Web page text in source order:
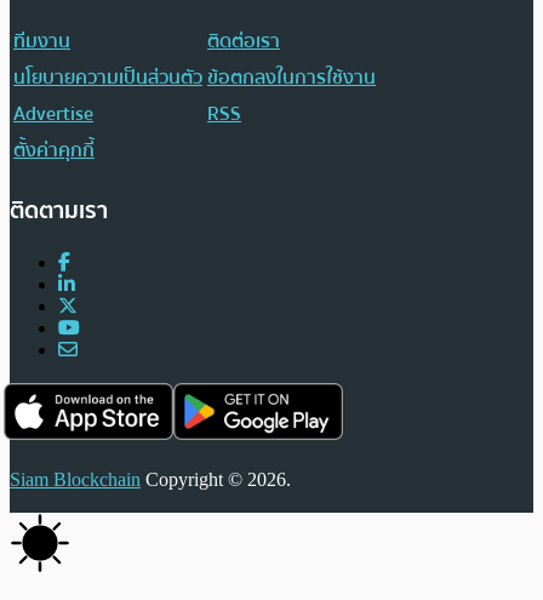
ทีมงาน
ติดต่อเรา
นโยบายความเป็นส่วนตัวข้อตกลงในการใช้งาน
Advertise
RSS
ตั้งค่าคุกกี้
ติดตามเรา
Siam Blockchain Copyright © 2026.